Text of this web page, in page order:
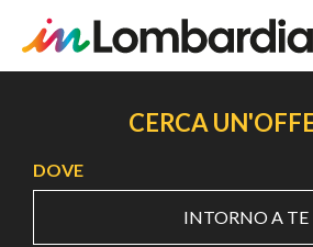
principale
CERCA
DOVE
INTORNO A TE